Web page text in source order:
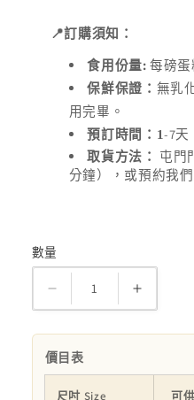
📍訂購須知：
食用份量:每磅蛋
保鮮保證： 無乳
用完畢。
預訂時間：1-7天
取貨方法：
屯門
分鐘），或預約我
數
數量
森
林
林
價目表
尺吋 Size 可